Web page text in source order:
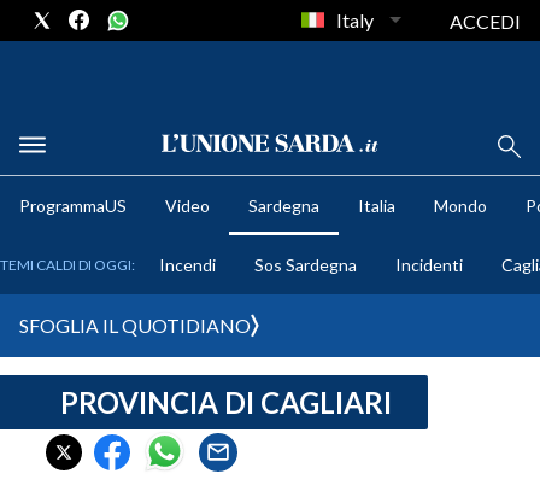
METEO
CRONACA SARDEGNA
CAGLIARI
Italy ACCEDI
ProgrammaUS Video Sardegna Italia Mondo
TEMI CALDI DI OGGI: Incendi Sos Sardegna Incidenti
SFOGLIA IL QUOTIDIANO
PROVINCIA DI CAGLIARI